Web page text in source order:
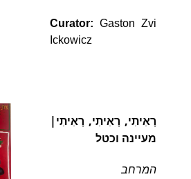
Curator: Gaston Zvi
Ickowicz
רָאִיתִי, רָאִיתִי, רָאִיתִי
מעיינה וכטל
המרחב